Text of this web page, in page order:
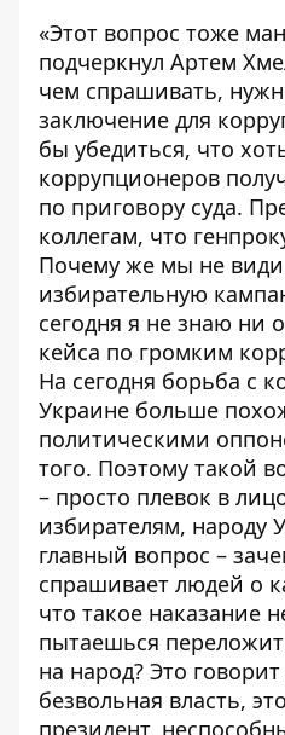
«Этот вопрос тоже
подчеркнул Артем
чем спрашивать,
заключение для
бы убедиться, что
коррупционеров
по приговору суда.
коллегам, что
Почему же мы не
избирательную
сегодня я не знаю ни
кейса по громким
На сегодня борьба с
Украине больше
политическими
того. Поэтому такой
– просто плевок в
избирателям, народу
главный вопрос –
спрашивает людей о
что такое наказание
пытаешься
на народ? Это
безвольная власть,
президент,